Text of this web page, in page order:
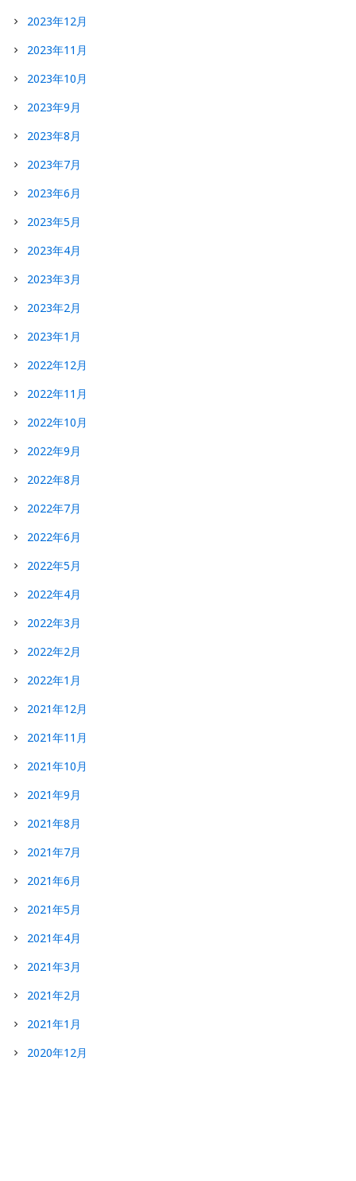
2023年12月
2023年11月
2023年10月
2023年9月
2023年8月
2023年7月
2023年6月
2023年5月
2023年4月
2023年3月
2023年2月
2023年1月
2022年12月
2022年11月
2022年10月
2022年9月
2022年8月
2022年7月
2022年6月
2022年5月
2022年4月
2022年3月
2022年2月
2022年1月
2021年12月
2021年11月
2021年10月
2021年9月
2021年8月
2021年7月
2021年6月
2021年5月
2021年4月
2021年3月
2021年2月
2021年1月
2020年12月